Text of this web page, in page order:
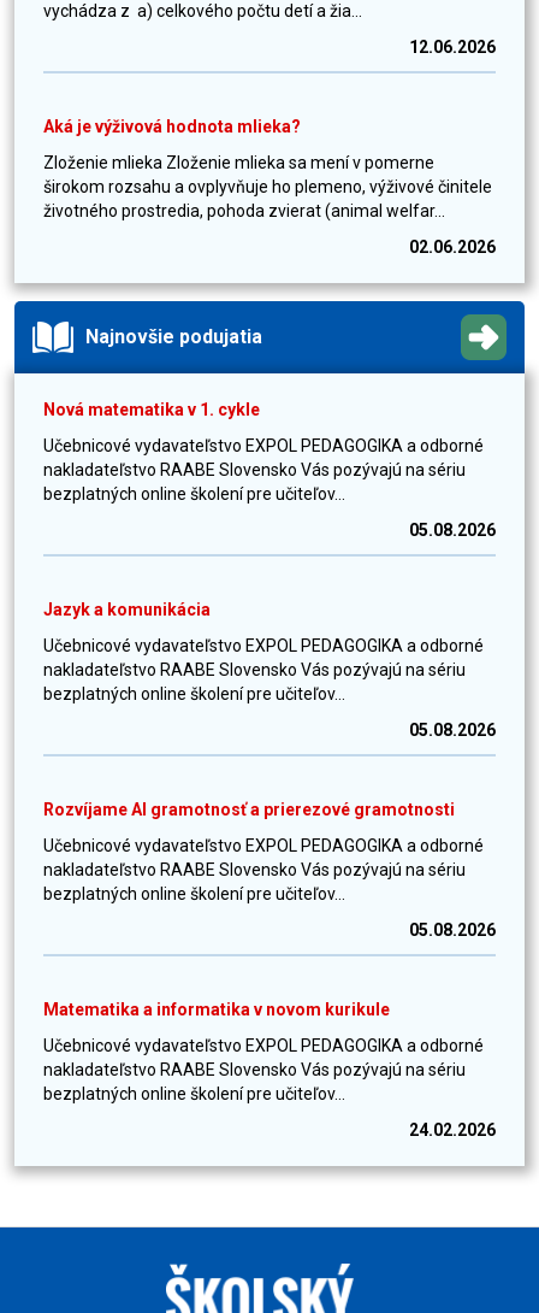
vychádza z a) celkového počtu detí a žia...
12.06.2026
Aká je výživová hodnota mlieka?
Zloženie mlieka Zloženie mlieka sa mení v pomerne
širokom rozsahu a ovplyvňuje ho plemeno, výživové činitele
životného prostredia, pohoda zvierat (animal welfar...
02.06.2026
Najnovšie podujatia
Nová matematika v 1. cykle
Učebnicové vydavateľstvo EXPOL PEDAGOGIKA a odborné
nakladateľstvo RAABE Slovensko Vás pozývajú na sériu
bezplatných online školení pre učiteľov...
05.08.2026
Jazyk a komunikácia
Učebnicové vydavateľstvo EXPOL PEDAGOGIKA a odborné
nakladateľstvo RAABE Slovensko Vás pozývajú na sériu
bezplatných online školení pre učiteľov...
05.08.2026
Rozvíjame AI gramotnosť a prierezové gramotnosti
Učebnicové vydavateľstvo EXPOL PEDAGOGIKA a odborné
nakladateľstvo RAABE Slovensko Vás pozývajú na sériu
bezplatných online školení pre učiteľov...
05.08.2026
Matematika a informatika v novom kurikule
Učebnicové vydavateľstvo EXPOL PEDAGOGIKA a odborné
nakladateľstvo RAABE Slovensko Vás pozývajú na sériu
bezplatných online školení pre učiteľov...
24.02.2026